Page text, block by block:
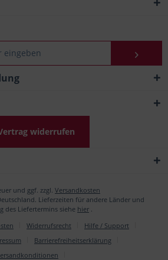
widerrufen
und ggf. zzgl. Versandkosten
Lieferzeiten für andere Länder und
des Liefertermins siehe hier
Widerrufsrecht
Hilfe / Support
Barrierefreiheitserklärung